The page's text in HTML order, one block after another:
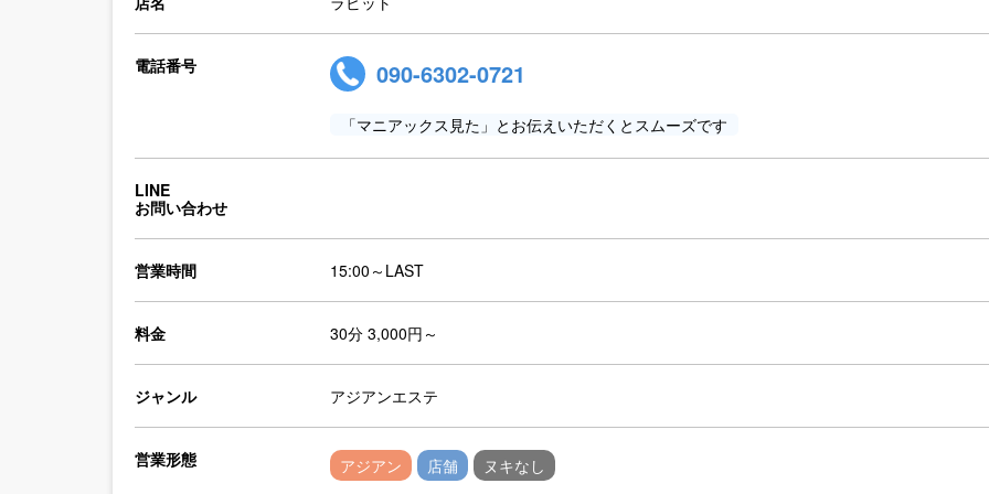
電話番号 090-6302-0721
「マニアックス見た」とお伝えいただくとスムーズです
LINE
お問い合わせ
営業時間 15:00～LAST
料金 30分 3,000円～
ジャンル アジアンエステ
営業形態 アジアン 店舗 ヌキなし